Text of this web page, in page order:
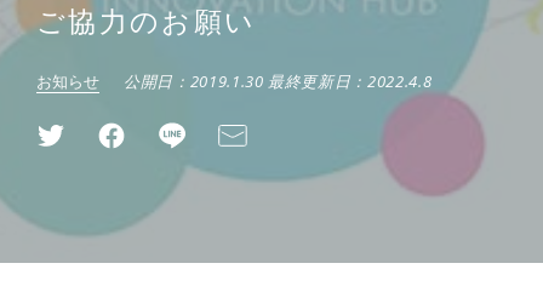
ご協力のお願い
お知らせ 公開日： 2019.1.30 最終更新日：2022.4.8